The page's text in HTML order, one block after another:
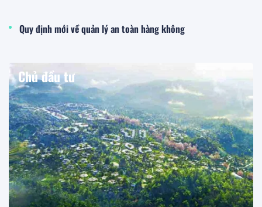
Quy định mới về quản lý an toàn hàng không
Chủ đầu tư